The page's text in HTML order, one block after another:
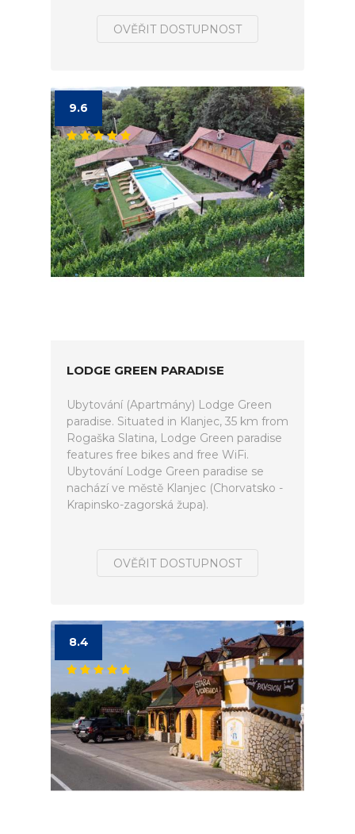
OVĚŘIT DOSTUPNOST
9.6
LODGE GREEN PARADISE
Ubytování (Apartmány) Lodge Green
paradise. Situated in Klanjec, 35 km from
Rogaška Slatina, Lodge Green paradise
features free bikes and free WiFi.
Ubytování Lodge Green paradise se
nachází ve městě Klanjec (Chorvatsko -
Krapinsko-zagorská župa).
OVĚŘIT DOSTUPNOST
8.4